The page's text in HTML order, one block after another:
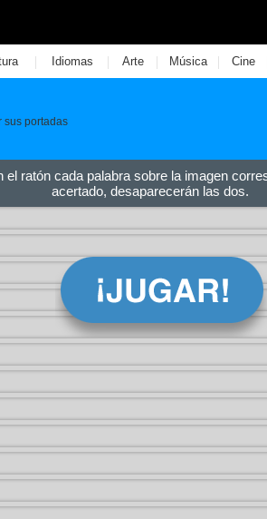
| Idiomas | Arte | Música | Cine
sus portadas
el ratón cada palabra sobre la imagen
acertado, desaparecerán las dos.